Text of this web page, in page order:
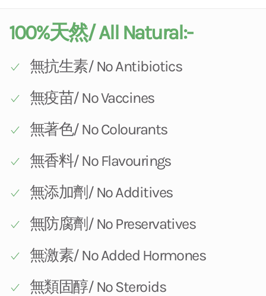
100%天然/ All Natural:-
無抗生素/ No Antibiotics
無疫苗/ No Vaccines
無著色/ No Colourants
無香料/ No Flavourings
無添加劑/ No Additives
無防腐劑/ No Preservatives
無激素/ No Added Hormones
無類固醇/ No Steroids